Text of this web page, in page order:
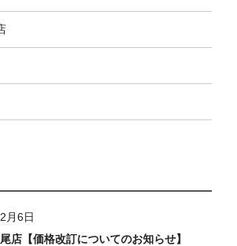
月6日
店【価格改訂についてのお知らせ】